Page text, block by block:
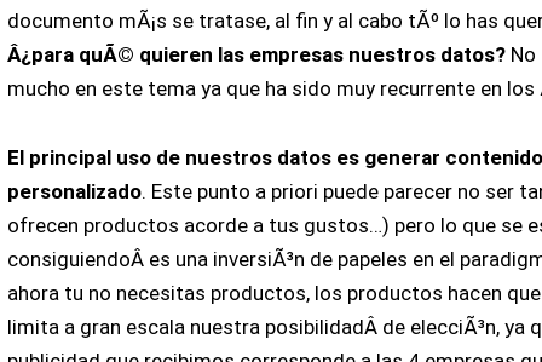
documento mÃ¡s se tratase, al fin y al cabo tÃº lo has
Â¿para quÃ© quieren las empresas nuestros datos? No
mucho en este tema ya que ha sido muy recurrente en
El principal uso de nuestros datos es generar
personalizado. Este punto a priori puede parecer no ser
ofrecen productos acorde a tus gustos…) pero lo que se
consiguiendoÂ es una inversiÃ³n de papeles en el
ahora tu no necesitas productos, los productos hacen
limita a gran escala nuestra posibilidadÂ de elecciÃ³n, ya